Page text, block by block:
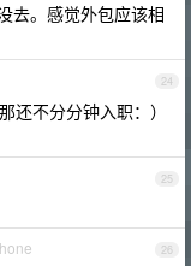
去。感觉外包应该相
24
还不分分钟入职：）
25
26